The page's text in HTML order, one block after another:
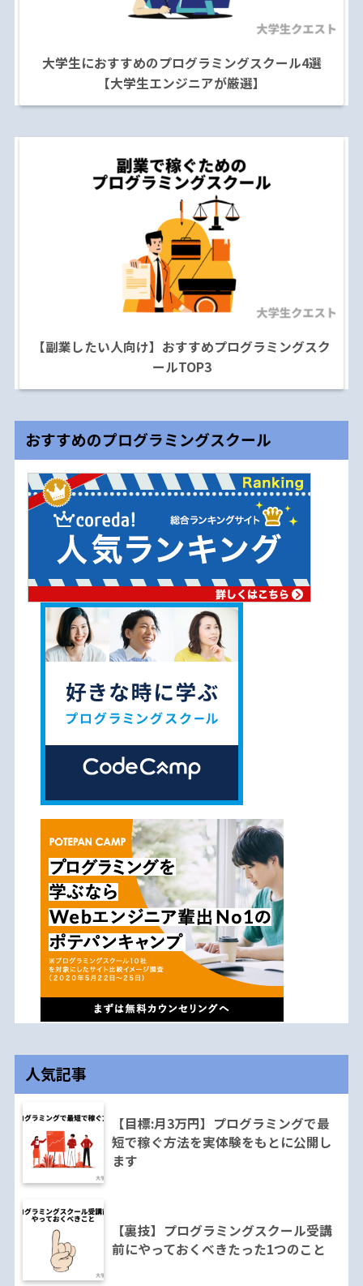
大学生におすすめのプログラミングスクール4選
【大学生エンジニアが厳選】
【副業したい人向け】おすすめプログラミングスク
ールTOP3
おすすめのプログラミングスクール
人気記事
【目標:月3万円】プログラミングで最
短で稼ぐ方法を実体験をもとに公開し
ます
【裏技】プログラミングスクール受講
前にやっておくべきたった1つのこと